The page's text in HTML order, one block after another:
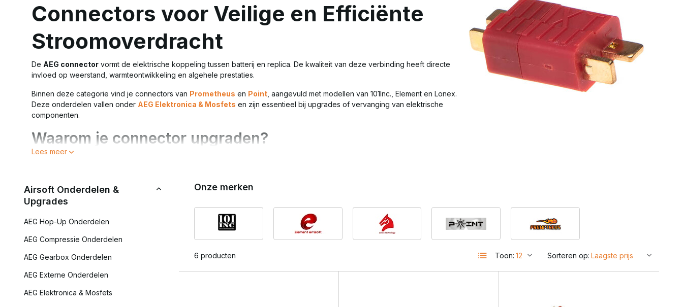
Connectors voor Veilige en Efficiënte
Stroomoverdracht
De AEG connector vormt de elektrische koppeling tussen batterij en replica. De kwaliteit van deze verbinding heeft directe
invloed op weerstand, warmteontwikkeling en algehele prestaties.
Binnen deze categorie vind je connectors van Prometheus en Point , aangevuld met modellen van 101Inc., Element en Lonex.
Deze onderdelen vallen onder AEG Elektronica & Mosfets en zijn essentieel bij upgrades of vervanging van elektrische
componenten.
Waarom je connector upgraden?
Geschikt voor LiPo-accu’s
Verhoogde betrouwbaarheid
Standaard mini Tamiya connectors kunnen meer weerstand genereren dan moderne T-connectors (Deans). Een upgrade naar
een hoogwaardige connector verbetert efficiëntie, vooral in combinatie met
Mosfetsen performance wiring.
Tamiya vs T-Connector (Deans)
Mini Tamiya
Veelgebruikt in standaard AEG’s
Lees meer
Airsoft Onderdelen &
Upgrades
AEG Hop-Up Onderdelen
AEG Compressie Onderdelen
AEG Gearbox Onderdelen
AEG Externe Onderdelen
AEG Elektronica & Mosfets
Onze merken
6 producten Toon: Sorteren op: